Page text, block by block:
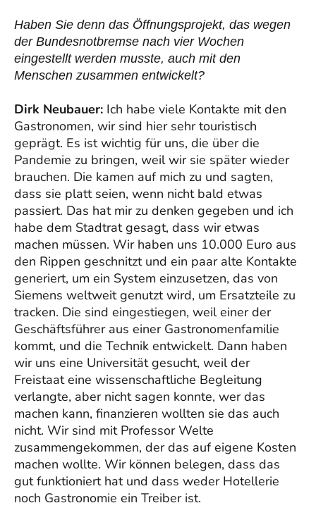
Haben Sie denn das Öffnungsprojekt, das wegen
der Bundesnotbremse nach vier Wochen
eingestellt werden musste, auch mit den
Menschen zusammen entwickelt?
Dirk Neubauer: Ich habe viele Kontakte mit den
Gastronomen, wir sind hier sehr touristisch
geprägt. Es ist wichtig für uns, die über die
Pandemie zu bringen, weil wir sie später wieder
brauchen. Die kamen auf mich zu und sagten,
dass sie platt seien, wenn nicht bald etwas
passiert. Das hat mir zu denken gegeben und ich
habe dem Stadtrat gesagt, dass wir etwas
machen müssen. Wir haben uns 10.000 Euro aus
den Rippen geschnitzt und ein paar alte Kontakte
generiert, um ein System einzusetzen, das von
Siemens weltweit genutzt wird, um Ersatzteile zu
tracken. Die sind eingestiegen, weil einer der
Geschäftsführer aus einer Gastronomenfamilie
kommt, und die Technik entwickelt. Dann haben
wir uns eine Universität gesucht, weil der
Freistaat eine wissenschaftliche Begleitung
verlangte, aber nicht sagen konnte, wer das
machen kann, finanzieren wollten sie das auch
nicht. Wir sind mit Professor Welte
zusammengekommen, der das auf eigene Kosten
machen wollte. Wir können belegen, dass das
gut funktioniert hat und dass weder Hotellerie
noch Gastronomie ein Treiber ist.